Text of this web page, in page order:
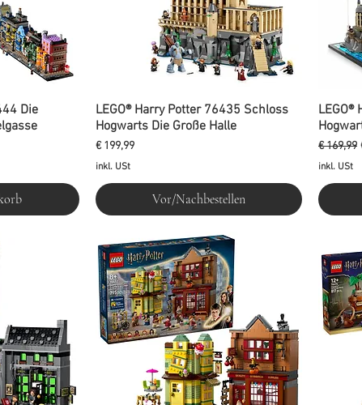
Die
LEGO® Harry Potter 76435 Schloss
Hogwarts Die Große Halle
Preis
€ 199,99
inkl. USt
Vor/Nachbestellen
€ 169,99
inkl. USt